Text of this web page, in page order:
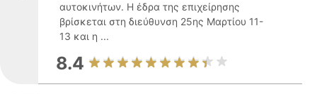
αυτοκινήτων. Η έδρα της επιχείρησης
βρίσκεται στη διεύθυνση 25ης Μαρτίου 11-
13 και η ...
8.4